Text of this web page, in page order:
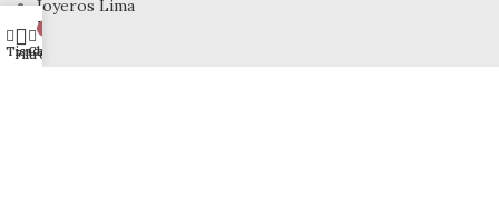
Joyeros Lima
Tienda
FiltrosCarrito
Mi cuenta